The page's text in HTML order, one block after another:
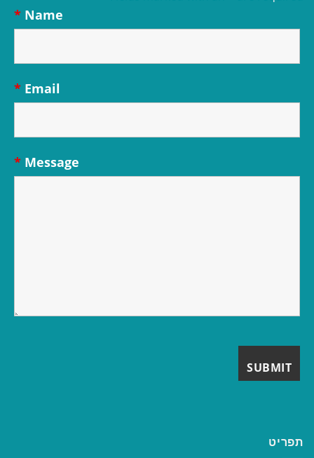
Name
*
Email
*
Message
*
תפריט